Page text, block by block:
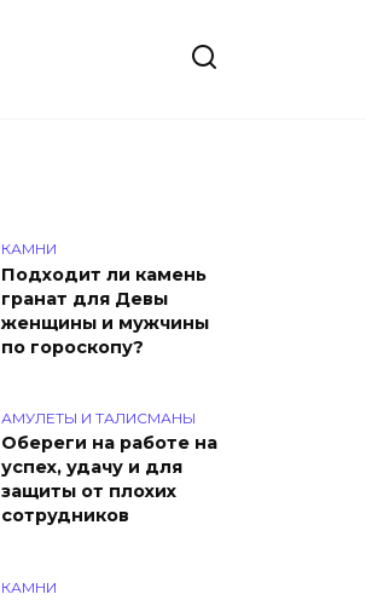
КАМНИ
Подходит ли камень
гранат для Девы
женщины и мужчины
по гороскопу?
АМУЛЕТЫ И ТАЛИСМАНЫ
Обереги на работе на
успех, удачу и для
защиты от плохих
сотрудников
КАМНИ